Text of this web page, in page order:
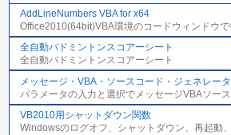
AddLineNumbers VBA for x64
Office2010(64bit)VBA環境のコードウィンドウ
全自動バドミントンスコアーシート
全自動バドミントンスコアーシート
メッセージ・VBA・ソースコード・ジェネレータ
パラメータの入力と選択でメッセージVBAソー
VB2010用シャットダウン関数
Windowsのログオフ、シャットダウン、再起動